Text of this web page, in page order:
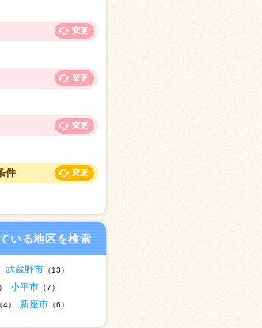
変更
変更
変更
件 変更
いる地区を検索
武蔵野市 （13）
小平市 （7）
（4） 新座市 （6）